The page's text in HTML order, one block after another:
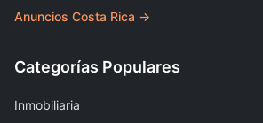
Anuncios Costa Rica →
Categorías Populares
Inmobiliaria